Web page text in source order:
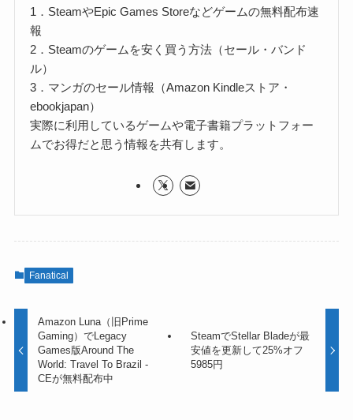
1．SteamやEpic Games Storeなどゲームの無料配布速
報
2．Steamのゲームを安く買う方法（セール・バンド
ル）
3．マンガのセール情報（Amazon Kindleストア・
ebookjapan）
実際に利用しているゲームや電子書籍プラットフォー
ムでお得だと思う情報を共有します。
Fanatical
Amazon Luna（旧Prime
Gaming）でLegacy
Games版Around The
World: Travel To Brazil -
CEが無料配布中
SteamでStellar Bladeが最
安値を更新して25%オフ
5985円